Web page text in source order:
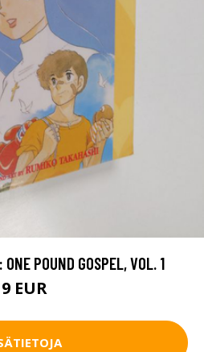
POUND GOSPEL, VOL. 1
9 EUR